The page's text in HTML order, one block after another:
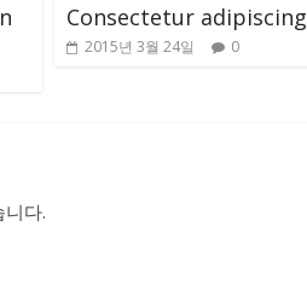
Consectetur adipiscing
2015년 3월 24일 0
다.